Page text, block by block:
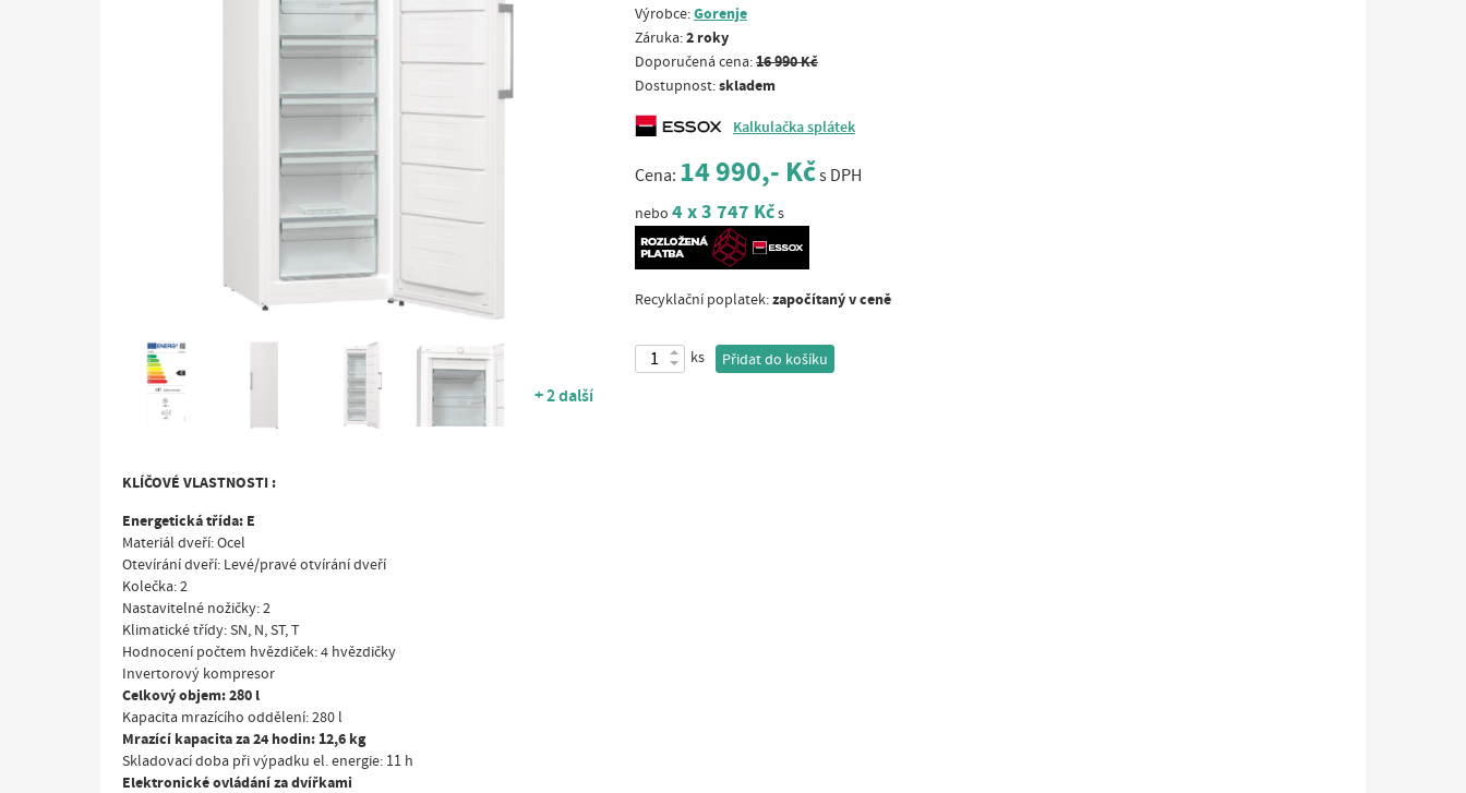
+ 2 další
Výrobce:Gorenje
Záruka:2 roky
Doporučená cena:16 990 Kč
Dostupnost:skladem
Kalkulačka splátek
Cena: 14 990,- Kčs DPH
nebo 4 x 3 747 Kčs
Recyklační poplatek:započítaný v ceně
ks Přidat do košíku
KLÍČOVÉ VLASTNOSTI :
Energetická třída: E
Materiál dveří: Ocel
Otevírání dveří: Levé/pravé otvírání dveří
Kolečka: 2
Nastavitelné nožičky: 2
Klimatické třídy: SN, N, ST, T
Hodnocení počtem hvězdiček: 4 hvězdičky
Invertorový kompresor
Celkový objem: 280 l
Kapacita mrazícího oddělení: 280 l
Mrazící kapacita za 24 hodin: 12,6 kg
Skladovací doba při výpadku el. energie: 11 h
Elektronické ovládání za dvířkami